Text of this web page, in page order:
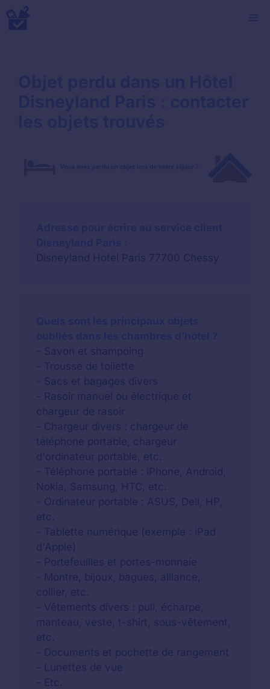
Aller
au
- Savon et shampoing
- Trousse de toilette
- Sacs et bagages divers
- Rasoir manuel ou électrique et
chargeur de rasoir
- Chargeur divers : chargeur de
téléphone portable, chargeur
d'ordinateur portable, etc.
- Téléphone portable : iPhone, Android,
Nokia, Samsung, HTC, etc.
- Ordinateur portable : ASUS, Dell, HP,
etc.
- Tablette numérique (exemple : iPad
d'Apple)
- Portefeuilles et portes-monnaie
- Montre, bijoux, bagues, alliance,
collier, etc.
- Vêtements divers : pull, écharpe,
manteau, veste, t-shirt, sous-vêtement,
etc.
- Documents et pochette de rangement
- Lunettes de vue
- Etc.